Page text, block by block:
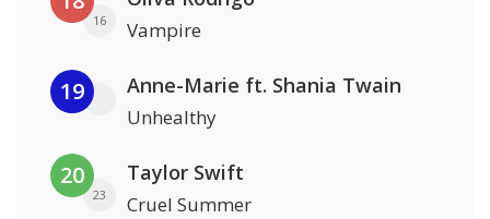
16 Vampire
19 Anne-Marie ft. Shania Twain
Unhealthy
20
23
Taylor Swift
Cruel Summer